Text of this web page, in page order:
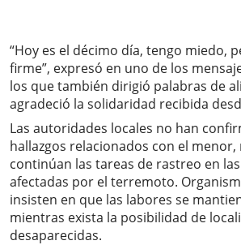
“Hoy es el décimo día, tengo miedo,
firme”, expresó en uno de los
los que también dirigió palabras de
agradeció la solidaridad recibida
Las autoridades locales no han
hallazgos relacionados con el
continúan las tareas de rastreo en
afectadas por el terremoto.
insisten en que las labores se
mientras exista la posibilidad de
desaparecidas.